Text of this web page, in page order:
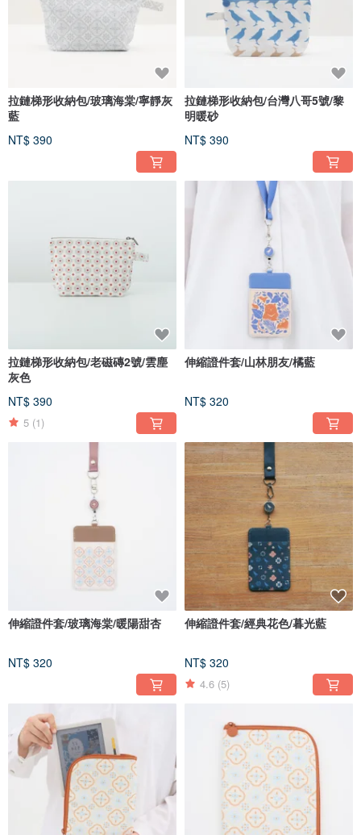
拉鏈梯形收納包/玻璃海棠/寧靜灰
藍
NT$ 390
拉鏈梯形收納包/台灣八哥5號/黎
明暖砂
NT$ 390
拉鏈梯形收納包/老磁磚2號/雲塵
灰色
NT$ 390
5 (1)
伸縮證件套/山林朋友/橘藍
NT$ 320
伸縮證件套/玻璃海棠/暖陽甜杏
NT$ 320
伸縮證件套/經典花色/暮光藍
NT$ 320
4.6 (5)